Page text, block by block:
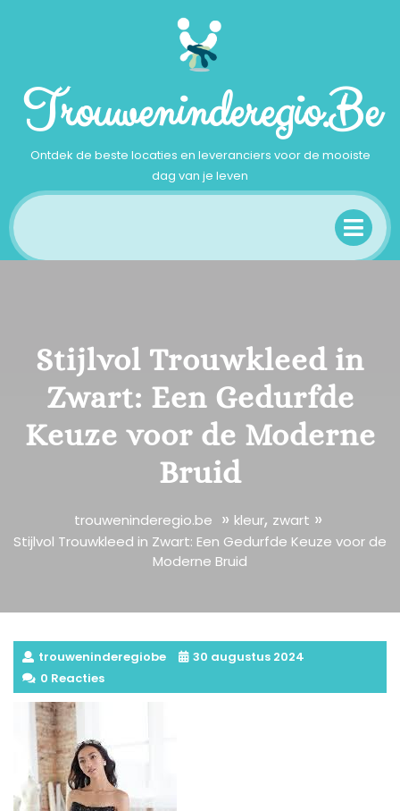
Trouweninderegio.be
Ontdek de beste locaties en leveranciers voor de mooiste
dag van je leven
Stijlvol Trouwkleed in
Zwart: Een Gedurfde
Keuze voor de Moderne
Bruid
trouweninderegio.be » kleur, zwart »
Stijlvol Trouwkleed in Zwart: Een Gedurfde Keuze voor de
Moderne Bruid
trouweninderegiobe
30 augustus 2024
0 Reacties